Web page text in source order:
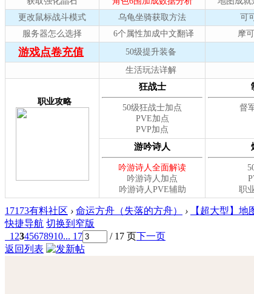
17173有料社区 › 命运方舟（失落的方舟） ›
【超大型】
快捷导航 切换到窄版
1 2345678910... 17 / 17 页下一页
返回列表